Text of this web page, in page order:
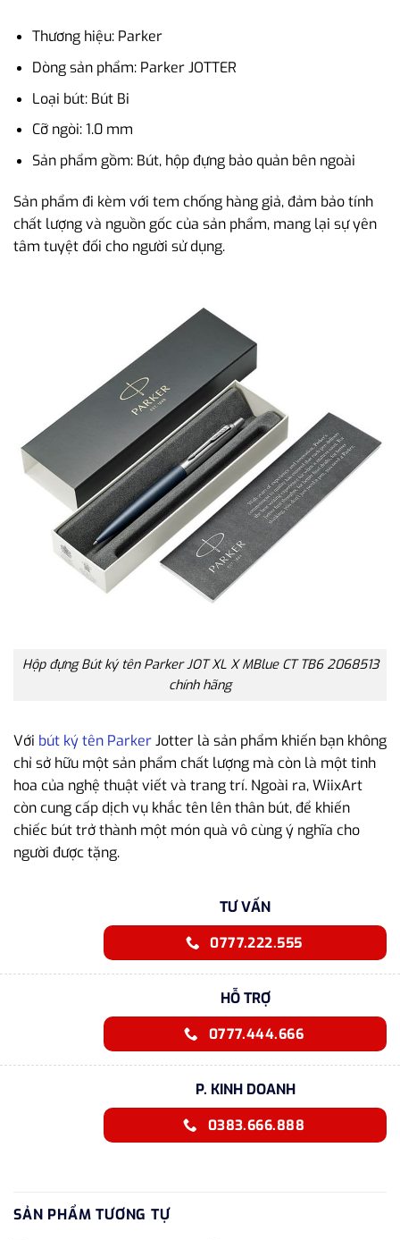
Thương hiệu: Parker
Dòng sản phẩm: Parker JOTTER
Loại bút: Bút Bi
Cỡ ngòi: 1.0 mm
Sản phẩm gồm: Bút, hộp đựng bảo quản bên ngoài
Sản phẩm đi kèm với tem chống hàng giả, đảm bảo tính
chất lượng và nguồn gốc của sản phẩm, mang lại sự yên
tâm tuyệt đối cho người sử dụng.
Hộp đựng Bút ký tên Parker JOT XL X MBlue CT TB6 2068513
chính hãng
Với bút ký tên ParkerJotter là sản phẩm khiến bạn không
chỉ sở hữu một sản phẩm chất lượng mà còn là một tinh
hoa của nghệ thuật viết và trang trí. Ngoài ra, WiixArt
còn cung cấp dịch vụ khắc tên lên thân bút, để khiến
chiếc bút trở thành một món quà vô cùng ý nghĩa cho
người được tặng.
TƯ VẤN
0777.222.555
HỖ TRỢ
0777.444.666
P. KINH DOANH
0383.666.888
SẢN PHẨM TƯƠNG TỰ